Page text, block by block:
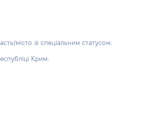
місто зі спеціальним статусом:
Крим: